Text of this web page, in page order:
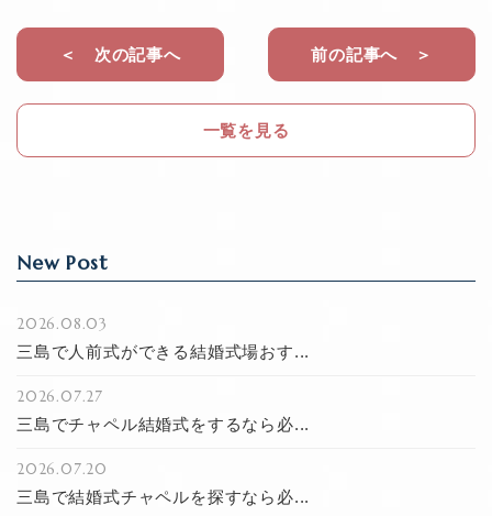
e
b
o
k
＜ 次の記事へ
一覧を見る
前の記事へ ＞
New Post
2026.08.03
三島で人前式ができる結婚式場おす...
2026.07.27
三島でチャペル結婚式をするなら必...
2026.07.20
三島で結婚式チャペルを探すなら必...